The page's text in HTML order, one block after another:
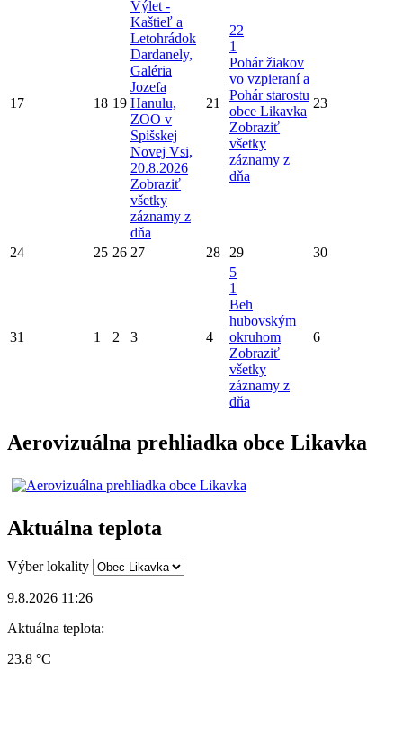
17 18 19
Výlet -
Kaštieľ a
Letohrádok
Dardanely,
Galéria
Jozefa
Hanulu,
ZOO v
Spišskej
Novej Vsi,
20.8.2026
Zobraziť
všetky
záznamy z
dňa
21
22
1
Pohár žiakov
vo vzpieraní a
Pohár starostu
obce Likavka
Zobraziť
všetky
záznamy z
dňa
23
24 25 26 27 28 29 30
31 1 2 3 4
5
1
Beh
hubovským
okruhom
Zobraziť
všetky
záznamy z
dňa
6
Aerovizuálna prehliadka obce Likavka
Aktuálna teplota
Výber lokality
9.8.2026 11:26
Aktuálna teplota:
23.8 °C